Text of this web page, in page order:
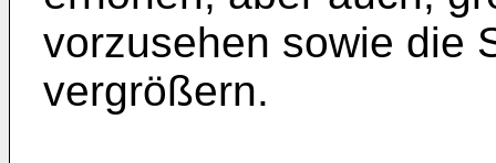
vorzusehen sowie die
vergrößern.